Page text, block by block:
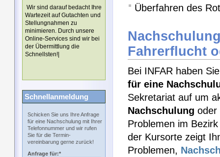
Wir sind darauf bedacht Ihre
Wartezeit auf Gutachten und
Stellungnahmen zu
minimieren. Durch unsere
Online-Services sind wir bei
der Übermittlung die
Schnellsten!|
Schnellanmeldung
Schicken Sie uns Ihre Anfrage
für eine Nachschulung mit Ihrer
Telefonnummer und wir rufen
Sie für die Termin-
vereinbarung gerne zurück!
Anfrage für:*
Überfahren des
Fahrerflucht
Bei INFAR haben
für eine
Sekretariat auf um
Nachschulung
Problemen im
der Kursorte zeigt
Problemen,